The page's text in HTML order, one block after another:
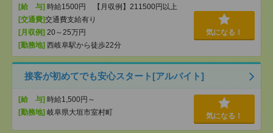
[給 与] 時給1500円 【月収例】211500円以上
[交通費]交通費支給有り
[月収例] 20～25万円
[勤務地] 西岐阜駅から徒歩22分
気になる！
接客が初めてでも安心スタート[アルバイト]
[給 与] 時給1,500円～
[勤務地] 岐阜県大垣市室村町 気になる！